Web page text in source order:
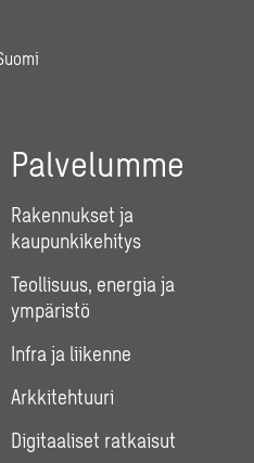
Palvelumme
Rakennukset ja
kaupunkikehitys
Teollisuus, energia ja
ympäristö
Infra ja liikenne
Arkkitehtuuri
Digitaaliset ratkaisut